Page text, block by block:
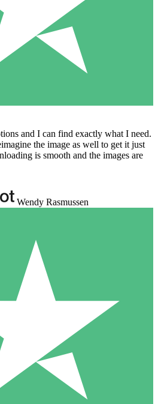
and I can find exactly what I need.
the image as well to get it just
is smooth and the images are
Wendy Rasmussen